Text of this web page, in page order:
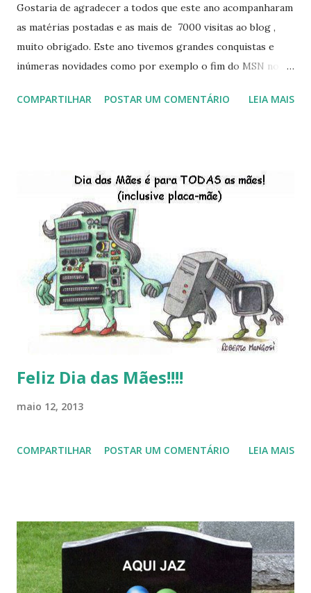
Gostaria de agradecer a todos que este ano acompanharam
as matérias postadas e as mais de 7000 visitas ao blog ,
muito obrigado. Este ano tivemos grandes conquistas e
inúmeras novidades como por exemplo o fim do MSN no
do Kaiana que será lançada em 2013, distro nacional , a
do LibreOffice , o IX Latinoware, a Microsoft boicotando o
Linux (como sempre), o lançamento do Windows 8 e a sua
baixa taxa de adesão pelos usuários, entre out ros. Gostaria
de desejar a todos Boas Festas e que em 2013 possamos
estar juntos novamente. Feliz Natal!!!! F eli z 2013 a todos!!!
COMPARTILHAR POSTAR UM COMENTÁRIO LEIA MAIS
Feliz Dia das Mães!!!!
maio 12, 2013
COMPARTILHAR POSTAR UM COMENTÁRIO LEIA MAIS